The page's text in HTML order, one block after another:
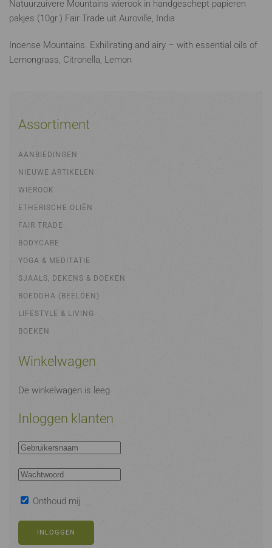
Natuurzuivere Mountains wierook in handgeschept papieren
pakjes (10gr.) Fair Trade uit Auroville, India
Incense Mountains. Exhilirating and airy – with essential oils of
Lemongrass, Citronella, Lemon
Assortiment
AANBIEDINGEN
NIEUWE ARTIKELEN
WIEROOK
ETHERISCHE OLIËN
FAIR TRADE
BODYCARE
YOGA & MEDITATIE
SJAALS, DEKENS & DOEKEN
BOEDDHA (BEELDEN)
LIFESTYLE & LIVING
BOEKEN
Winkelwagen
De winkelwagen is leeg
Inloggen klanten
Onthoud mij
INLOGGEN